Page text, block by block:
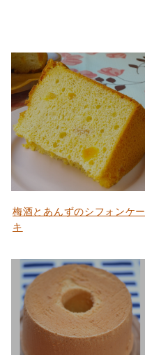
梅酒とあんずのシフォンケー
キ